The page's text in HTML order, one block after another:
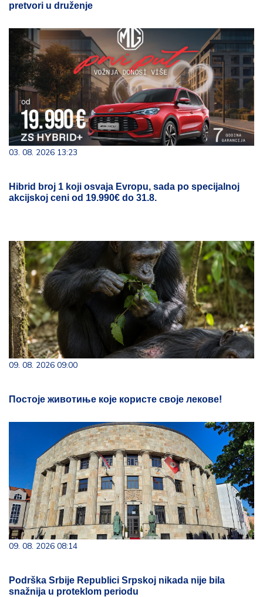
pretvori u druženje
03. 08. 2026 13:23
Hibrid broj 1 koji osvaja Evropu, sada po specijalnoj
akcijskoj ceni od 19.990€ do 31.8.
09. 08. 2026 09:00
Постоје животиње које користе своје лекове!
09. 08. 2026 08:14
Podrška Srbije Republici Srpskoj nikada nije bila
snažnija u proteklom periodu